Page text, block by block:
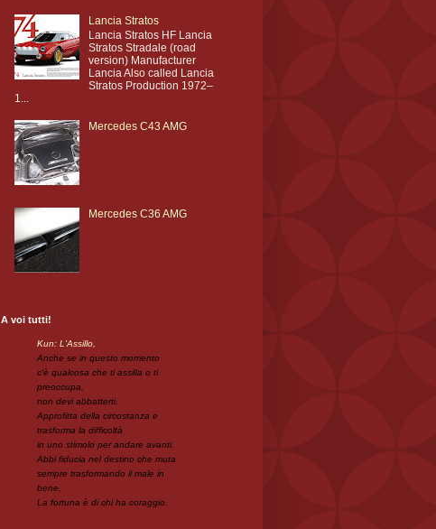
Lancia Stratos
Lancia Stratos HF Lancia
Stratos Stradale (road
version) Manufacturer
Lancia Also called Lancia
Stratos Production 1972–
1...
Mercedes C43 AMG
Mercedes C36 AMG
A voi tutti!
Kun: L'Assillo,
Anche se in questo momento
c'è qualcosa che ti assilla o ti
preoccupa,
non devi abbatterti.
Approfitta della circostanza e
trasforma la difficoltà
in uno stimolo per andare avanti.
Abbi fiducia nel destino che muta
sempre trasformando il male in
bene.
La fortuna è di chi ha coraggio.